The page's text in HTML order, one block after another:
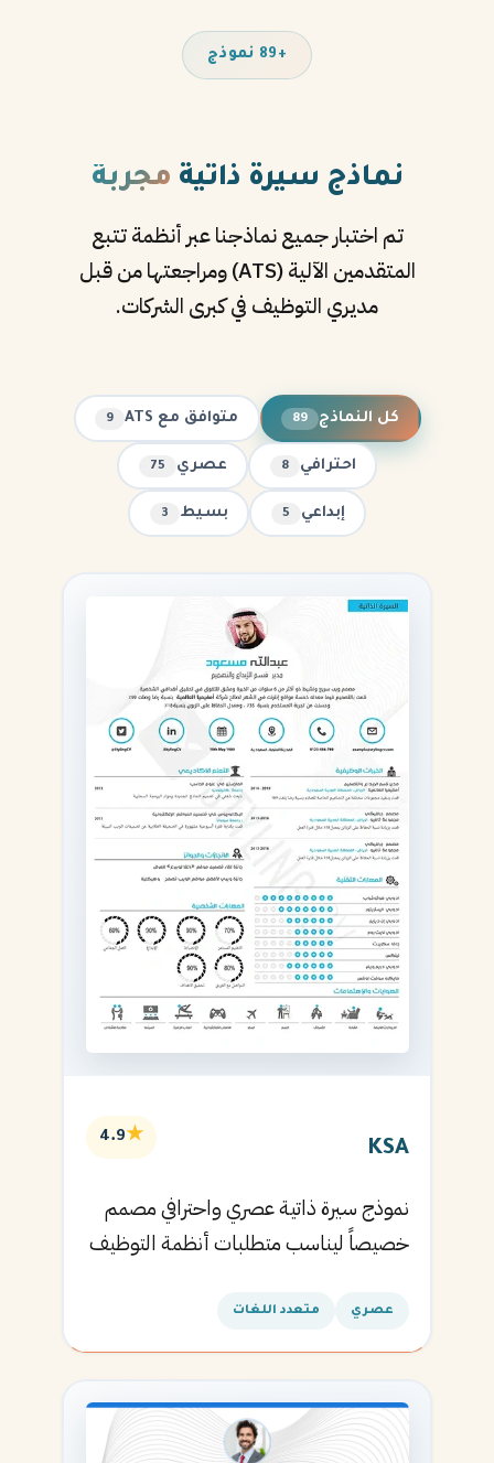
+89 نموذج
نماذج سيرة ذاتية مجربة
تم اختبار جميع نماذجنا عبر أنظمة تتبع
المتقدمين الآلية (ATS) ومراجعتها من قبل
مديري التوظيف في كبرى الشركات.
كل النماذج 89 متوافق مع ATS 9
احترافي 8 عصري 75
إبداعي 5 بسيط 3
KSA
★
4.9
نموذج سيرة ذاتية عصري واحترافي مصمم
خصيصاً ليناسب متطلبات أنظمة التوظيف
القادمة.
عصري متعدد اللغات